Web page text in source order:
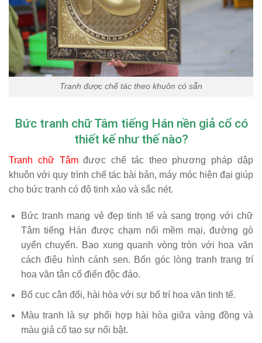
Tranh được chế tác theo khuôn có sẵn
Bức tranh chữ Tâm tiếng Hán nền giả cổ có
thiết kế như thế nào?
Tranh chữ Tâmđược chế tác theo phương pháp dập
khuôn với quy trình chế tác bài bản, máy móc hiện đại giúp
cho bức tranh có độ tinh xảo và sắc nét.
Bức tranh mang vẻ đẹp tinh tế và sang trọng với chữ
Tâm tiếng Hán được chạm nổi mềm mại, đường gò
uyển chuyển. Bao xung quanh vòng tròn với hoa văn
cách điệu hình cánh sen. Bốn góc lòng tranh trang trí
hoa văn tân cổ điển độc đáo.
Bố cục cân đối, hài hòa với sự bố trí hoa văn tinh tế.
Màu tranh là sự phối hợp hài hòa giữa vàng đồng và
màu giả cổ tạo sự nổi bật.